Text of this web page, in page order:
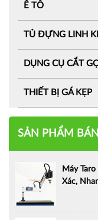
Ê TÔ
TỦ ĐỰNG LINH
DỤNG CỤ CẮT
THIẾT BỊ GÁ KẸP
SẢN PHẨM
Máy
Xác,